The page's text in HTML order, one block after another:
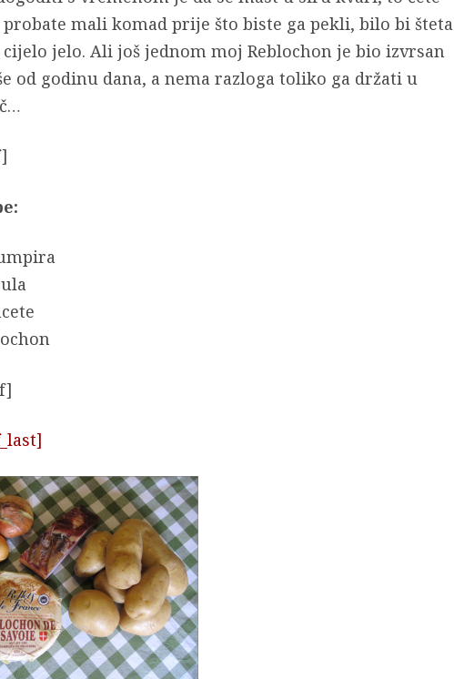
mali komad prije što biste ga pekli, bilo bi šteta
jelo. Ali još jednom moj Reblochon je bio izvrsan
od godinu dana, a nema razloga toliko ga držati u